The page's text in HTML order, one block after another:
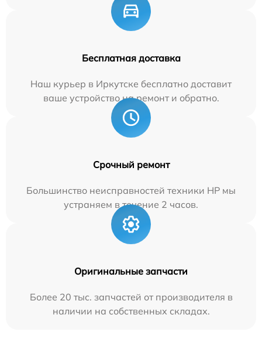
Бесплатная доставка
Наш курьер в Иркутске бесплатно доставит
ваше устройство на ремонт и обратно.
Срочный ремонт
Большинство неисправностей техники HP мы
устраняем в течение 2 часов.
Оригинальные запчасти
Более 20 тыс. запчастей от производителя в
наличии на собственных складах.